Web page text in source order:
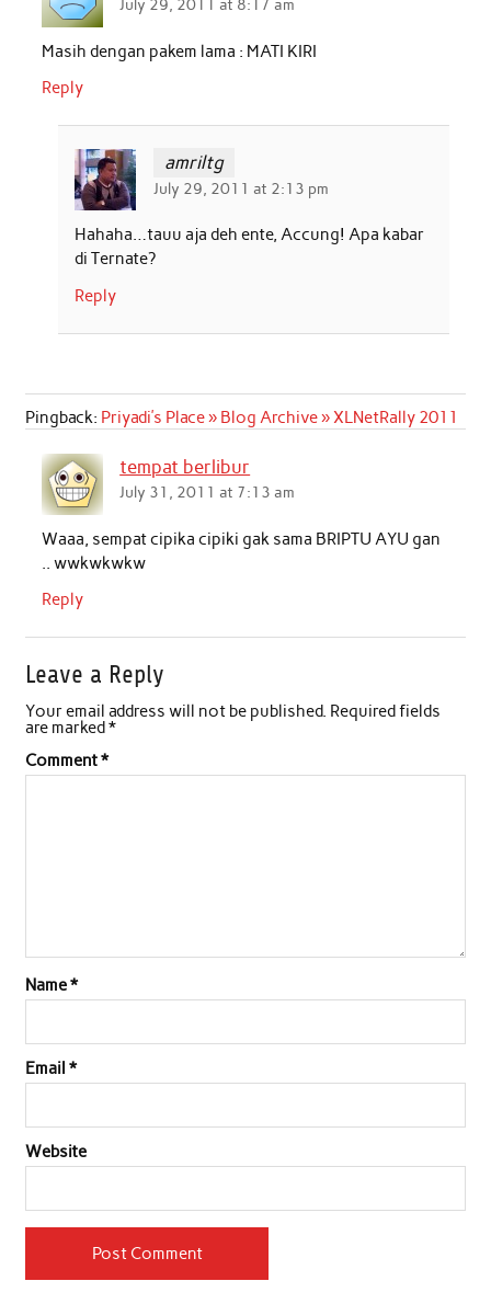
July 29, 2011 at 8:17 am
Masih dengan pakem lama : MATI KIRI
Reply
amriltg
July 29, 2011 at 2:13 pm
Hahaha…tauu aja deh ente, Accung! Apa kabar
di Ternate?
Reply
Pingback: Priyadi’s Place » Blog Archive » XLNetRally 2011
tempat berlibur
July 31, 2011 at 7:13 am
Waaa, sempat cipika cipiki gak sama BRIPTU AYU gan
.. wwkwkwkw
Reply
Leave a Reply
Your email address will not be published. Required fields
are marked*
Comment*
Name*
Email *
Website